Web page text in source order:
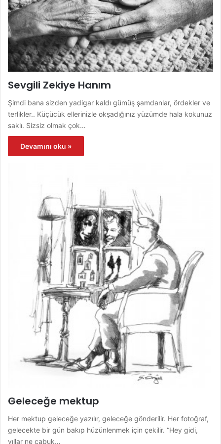
Sevgili Zekiye Hanım
Şimdi bana sizden yadigar kaldı gümüş şamdanlar, ördekler ve
terlikler.. Küçücük ellerinizle okşadığınız yüzümde hala kokunuz
saklı. Sizsiz olmak çok…
Devamını oku »
Geleceğe mektup
Her mektup geleceğe yazılır, geleceğe gönderilir. Her fotoğraf,
gelecekte bir gün bakıp hüzünlenmek için çekilir. “Hey gidi,
yıllar ne çabuk…